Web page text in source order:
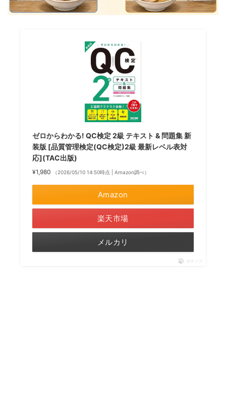
ゼロからわかる! QC検定 2級 テキスト & 問題集 新
装版 [品質管理検定(QC検定)2級 最新レベル表対
応](TAC出版)
¥1,980 （2026/05/10 14:50時点 | Amazon調べ）
Amazon
楽天市場
メルカリ
ポチップ